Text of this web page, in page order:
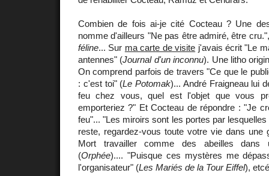
Combien de fois ai-je cité Cocteau ? Une
nomme d'ailleurs "Ne pas être admiré, être
féline... Sur ma carte de visite j'avais écrit "Le
antennes" (Journal d'un inconnu). Une litho
On comprend parfois de travers "Ce que le
: c'est toi" (Le Potomak)... André Fraigneau lui
feu chez vous, quel est l'objet que vous
emporteriez ?" Et Cocteau de répondre : "Je
feu"... "Les miroirs sont les portes par
reste, regardez-vous toute votre vie dans une
Mort travailler comme des abeilles dans
(Orphée).... "Puisque ces mystères me
l'organisateur" (Les Mariés de la Tour Eiffel),